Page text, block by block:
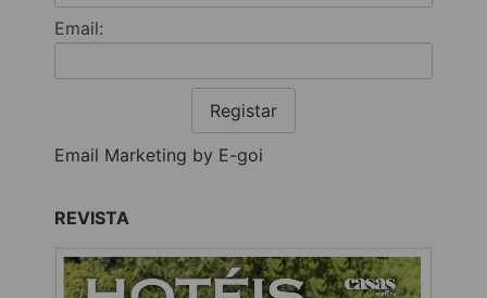
Email:
Registar
Email Marketing by E-goi
REVISTA